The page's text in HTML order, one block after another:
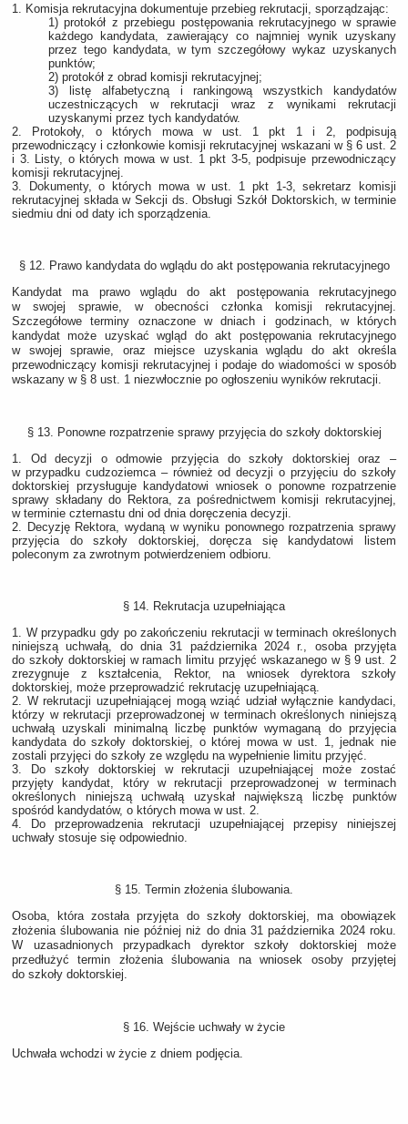
1. Komisja rekrutacyjna dokumentuje przebieg rekrutacji, sporządzając:
1) protokół z przebiegu postępowania rekrutacyjnego w sprawie
każdego kandydata, zawierający co najmniej wynik uzyskany
przez tego kandydata, w tym szczegółowy wykaz uzyskanych
punktów;
2) protokół z obrad komisji rekrutacyjnej;
3) listę alfabetyczną i rankingową wszystkich kandydatów
uczestniczących w rekrutacji wraz z wynikami rekrutacji
uzyskanymi przez tych kandydatów.
2. Protokoły, o których mowa w ust. 1 pkt 1 i 2, podpisują
przewodniczący i członkowie komisji rekrutacyjnej wskazani w § 6 ust. 2
i 3. Listy, o których mowa w ust. 1 pkt 3-5, podpisuje przewodniczący
komisji rekrutacyjnej.
3. Dokumenty, o których mowa w ust. 1 pkt 1-3, sekretarz komisji
rekrutacyjnej składa w Sekcji ds. Obsługi Szkół Doktorskich, w terminie
siedmiu dni od daty ich sporządzenia.
§ 12. Prawo kandydata do wglądu do akt postępowania rekrutacyjnego
Kandydat ma prawo wglądu do akt postępowania rekrutacyjnego
w swojej sprawie, w obecności członka komisji rekrutacyjnej.
Szczegółowe terminy oznaczone w dniach i godzinach, w których
kandydat może uzyskać wgląd do akt postępowania rekrutacyjnego
w swojej sprawie, oraz miejsce uzyskania wglądu do akt określa
przewodniczący komisji rekrutacyjnej i podaje do wiadomości w sposób
wskazany w § 8 ust. 1 niezwłocznie po ogłoszeniu wyników rekrutacji.
§ 13. Ponowne rozpatrzenie sprawy przyjęcia do szkoły doktorskiej
1. Od decyzji o odmowie przyjęcia do szkoły doktorskiej oraz ‒
w przypadku cudzoziemca ‒ również od decyzji o przyjęciu do szkoły
doktorskiej przysługuje kandydatowi wniosek o ponowne rozpatrzenie
sprawy składany do Rektora, za pośrednictwem komisji rekrutacyjnej,
w terminie czternastu dni od dnia doręczenia decyzji.
2. Decyzję Rektora, wydaną w wyniku ponownego rozpatrzenia sprawy
przyjęcia do szkoły doktorskiej, doręcza się kandydatowi listem
poleconym za zwrotnym potwierdzeniem odbioru.
§ 14. Rekrutacja uzupełniająca
1. W przypadku gdy po zakończeniu rekrutacji w terminach określonych
niniejszą uchwałą, do dnia 31 października 2024 r., osoba przyjęta
do szkoły doktorskiej w ramach limitu przyjęć wskazanego w § 9 ust. 2
zrezygnuje z kształcenia, Rektor, na wniosek dyrektora szkoły
doktorskiej, może przeprowadzić rekrutację uzupełniającą.
2. W rekrutacji uzupełniającej mogą wziąć udział wyłącznie kandydaci,
którzy w rekrutacji przeprowadzonej w terminach określonych niniejszą
uchwałą uzyskali minimalną liczbę punktów wymaganą do przyjęcia
kandydata do szkoły doktorskiej, o której mowa w ust. 1, jednak nie
zostali przyjęci do szkoły ze względu na wypełnienie limitu przyjęć.
3. Do szkoły doktorskiej w rekrutacji uzupełniającej może zostać
przyjęty kandydat, który w rekrutacji przeprowadzonej w terminach
określonych niniejszą uchwałą uzyskał największą liczbę punktów
spośród kandydatów, o których mowa w ust. 2.
4. Do przeprowadzenia rekrutacji uzupełniającej przepisy niniejszej
uchwały stosuje się odpowiednio.
§ 15. Termin złożenia ślubowania.
Osoba, która została przyjęta do szkoły doktorskiej, ma obowiązek
złożenia ślubowania nie później niż do dnia 31 października 2024 roku.
W uzasadnionych przypadkach dyrektor szkoły doktorskiej może
przedłużyć termin złożenia ślubowania na wniosek osoby przyjętej
do szkoły doktorskiej.
§ 16. Wejście uchwały w życie
Uchwała wchodzi w życie z dniem podjęcia.